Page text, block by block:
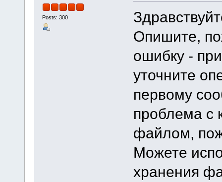
Posts: 300
Опишите,
ошибку -
уточните
первому
проблема с
файлом,
Можете
хранения